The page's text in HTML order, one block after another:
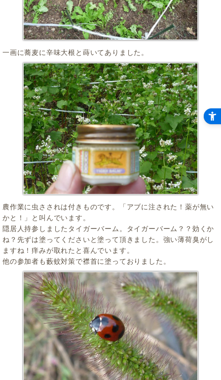
一画に蕎麦に辛味大根と蒔いてありました。
農作業に虫さされは付きものです。「アブに注された！薬が無い
かと！」と叫んでいます。
隠居人持参しましたタイガーバーム。タイガーバーム？？効くか
ね？先ずは塗ってくださいと塗って頂きました。強い薄荷臭がし
ますね！痒みが取れたと喜んでいます。
他の参加者も藪蚊対策で襟首に塗っておりました。